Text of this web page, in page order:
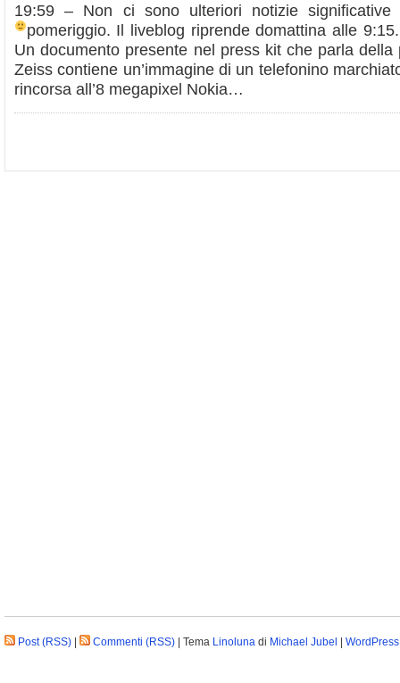
19:59 – Non ci sono ulteriori notizie
pomeriggio. Il liveblog riprende domattina alle
Un documento presente nel press kit che parla
Zeiss contiene un’immagine di un telefonino
rincorsa all’8 megapixel Nokia…
Post (RSS) Commenti (RSS) | Tema Linoluna di Michael Jubel WordPress